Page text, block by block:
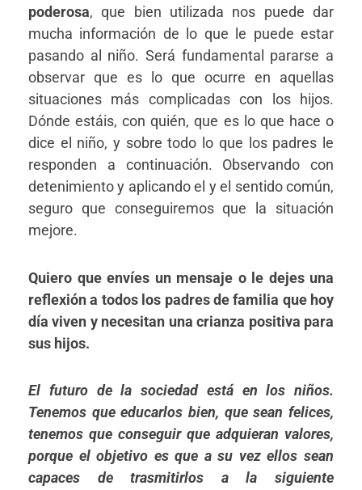
poderosa, que bien utilizada nos puede dar
mucha información de lo que le puede estar
pasando al niño. Será fundamental pararse a
observar que es lo que ocurre en aquellas
situaciones más complicadas con los hijos.
Dónde estáis, con quién, que es lo que hace o
dice el niño, y sobre todo lo que los padres le
responden a continuación. Observando con
detenimiento y aplicando el y el sentido común,
seguro que conseguiremos que la situación
mejore.
Quiero que envíes un mensaje o le dejes una
reflexión a todos los padres de familia que hoy
día viven y necesitan una crianza positiva para
sus hijos.
El futuro de la sociedad está en los niños.
Tenemos que educarlos bien, que sean felices,
tenemos que conseguir que adquieran valores,
porque el objetivo es que a su vez ellos sean
capaces de trasmitirlos a la siguiente